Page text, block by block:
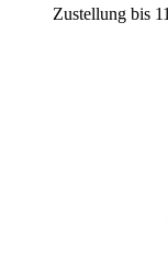
Zustellung bis